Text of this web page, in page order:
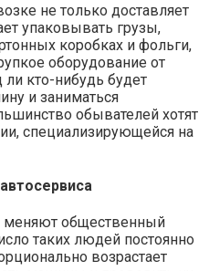
не только доставляет
упаковывать грузы,
коробках и фольги,
оборудование от
кто-нибудь будет
и заниматься
обывателей хотят
специализирующейся на
общественный
таких людей постоянно
возрастает